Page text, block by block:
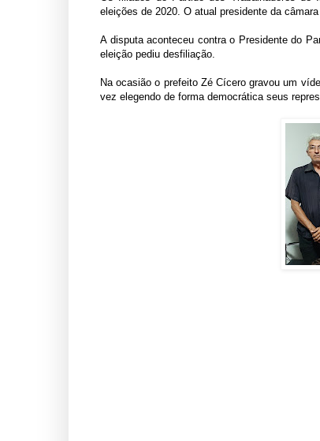
eleições de 2020. O atual presidente da
A disputa aconteceu contra o Presidente do
eleição pediu desfiliação.
Na ocasião o prefeito Zé Cícero gravou um
vez elegendo de forma democrática seus